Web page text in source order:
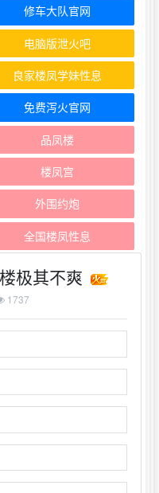
修车大队官网
电脑版泄火吧
良家楼凤学妹性息
免费泻火官网
品凤楼
楼凤宫
外围约炮
全国楼凤性息
极其不爽
1737